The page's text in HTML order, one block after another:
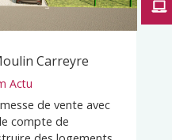
Carreyre
Actu
de vente avec
compte de